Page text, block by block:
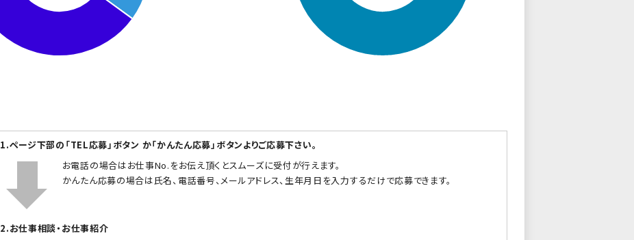
1.ページ下部の「TEL応募」ボタン か「かんたん応募」ボタンよりご応募下さい。
お電話の場合はお仕事No.をお伝え頂くとスムーズに受付が行えます。
かんたん応募の場合は氏名、電話番号、メールアドレス、生年月日を入力するだけで応募できます。
2.お仕事相談・お仕事紹介